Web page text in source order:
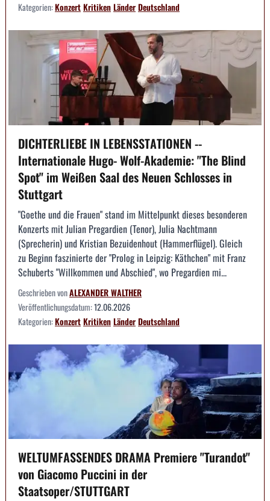
Kategorien:KonzertKritikenLänderDeutschland
DICHTERLIEBE IN LEBENSSTATIONEN --
Internationale Hugo- Wolf-Akademie: "The Blind
Spot" im Weißen Saal des Neuen Schlosses in
Stuttgart
"Goethe und die Frauen" stand im Mittelpunkt dieses besonderen
Konzerts mit Julian Pregardien (Tenor), Julia Nachtmann
(Sprecherin) und Kristian Bezuidenhout (Hammerflügel). Gleich
zu Beginn faszinierte der "Prolog in Leipzig: Käthchen" mit Franz
Schuberts "Willkommen und Abschied", wo Pregardien mi...
Geschrieben vonALEXANDER WALTHER
Veröffentlichungsdatum:12.06.2026
Kategorien:KonzertKritikenLänderDeutschland
WELTUMFASSENDES DRAMA Premiere "Turandot"
von Giacomo Puccini in der
Staatsoper/STUTTGART